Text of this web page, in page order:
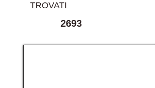
TROVATI
2693